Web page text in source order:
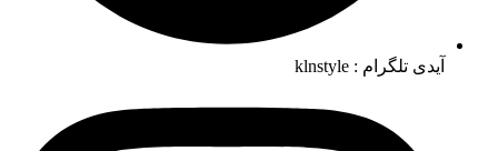
آیدی تلگرام : klnstyle